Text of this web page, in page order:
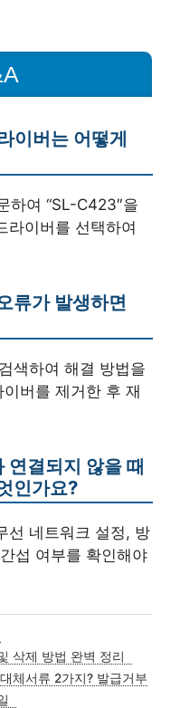
이버는 어떻게
하여 “SL-C423″을
라이버를 선택하여
류가 발생하면
색하여 해결 방법을
버를 제거한 후 재
연결되지 않을 때
인가요?
선 네트워크 설정, 방
섭 여부를 확인해야
삭제 방법 완벽 정리
체서류 2가지? 발급거부